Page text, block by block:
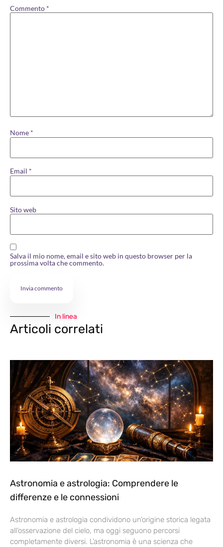
Commento *
Nome *
Email *
Sito web
Salva il mio nome, email e sito web in questo browser per la
prossima volta che commento.
In linea
Articoli correlati
Astronomia e astrologia: Comprendere le
differenze e le connessioni
Astronomia e astrologia condividono un’origine storica legata
all’osservazione del cielo, ma oggi seguono percorsi
completamente diversi. L’astronomia è una scienza che